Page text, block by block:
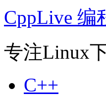
CppLive 编
专注Linux
C++